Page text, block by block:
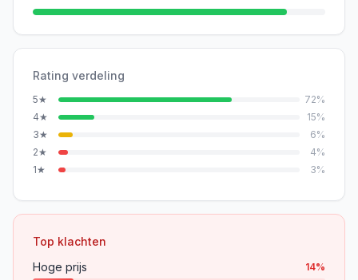
Rating verdeling
5★ 72%
4★ 15%
3★ 6%
2★ 4%
1★ 3%
Top klachten
Hoge prijs
14%